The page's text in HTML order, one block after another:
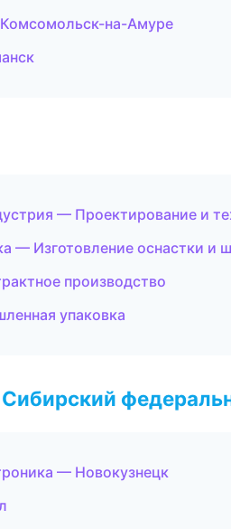
на-Амуре
— Проектирование и
— Изготовление оснастки и
производство
упаковка
— Новокузнецк